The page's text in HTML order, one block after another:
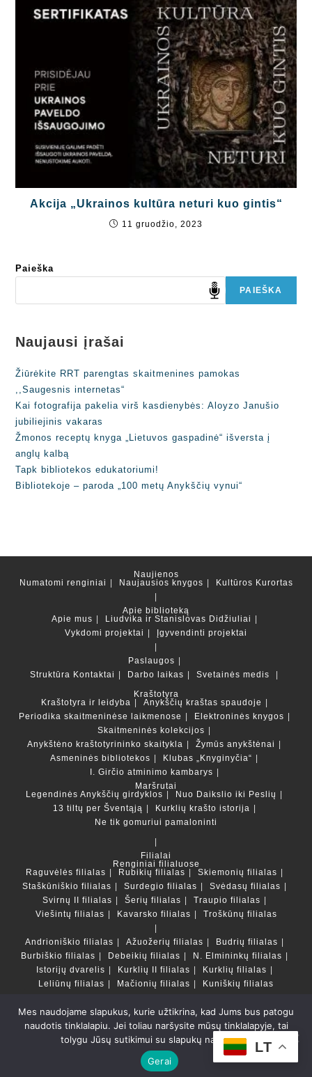
Akcija „Ukrainos kultūra neturi kuo gintis“
11 gruodžio, 2023
Paieška
PAIEŠKA
Naujausi įrašai
Žiūrėkite RRT parengtas skaitmenines pamokas
,,Saugesnis internetas“
Kai fotografija pakelia virš kasdienybės: Aloyzo Janušio
jubiliejinis vakaras
Žmonos receptų knyga „Lietuvos gaspadinė“ išversta į
anglų kalbą
Tapk bibliotekos edukatoriumi!
Bibliotekoje – paroda „100 metų Anykščių vynui“
Naujienos
Numatomi renginiai
Naujausios knygos Kultūros Kurortas
Apie biblioteką
Apie mus
Liudvika ir Stanislovas Didžiuliai
Vykdomi projektai
Įgyvendinti projektai
Paslaugos
Struktūra Kontaktai Darbo laikas
Svetainės medis
Kraštotyra
Kraštotyra ir leidyba
Anykščių kraštas spaudoje
Periodika skaitmeninėse laikmenose
Elektroninės knygos
Skaitmeninės kolekcijos
Anykštėno kraštotyrininko skaitykla
Žymūs anykštėnai
Asmeninės bibliotekos
Klubas „Knyginyčia“
I. Girčio atminimo kambarys
Maršrutai
Legendinės Anykščių girdyklos
Nuo Daikslio iki Peslių
13 tiltų per Šventąją
Kurklių krašto istorija
Ne tik gomuriui pamaloninti
Filialai
Renginiai filialuose
Raguvėlės filialas
Rubikių filialas
Skiemonių filialas
Staškūniškio filialas
Surdegio filialas
Svėdasų filialas
Svirnų II filialas
Šerių filialas
Traupio filialas
Viešintų filialas
Kavarsko filialas Troškūnų filialas
Andrioniškio filialas Ažuožerių filialas
Budrių filialas
Burbiškio filialas
Debeikių filialas
N. Elmininkų filialas
Istorijų dvarelis
Kurklių II filialas
Kurklių filialas
Leliūnų filialas
Mačionių filialas Kuniškių filialas
Duomenų bazės ir katalogai
LT
Copyright © Anykščių rajono savivaldybės Liudvikos ir
Stanislovo Didžiulių viešoji biblioteka 2022 Powered by
Getspace
LT
Mes naudojame slapukus, kurie užtikrina, kad Jums bus patogu
naudotis tinklalapiu. Jei toliau naršysite mūsų tinklalapyje, tai
tolygu Jūsų sutikimui su slapukų naudojimu.
Gerai